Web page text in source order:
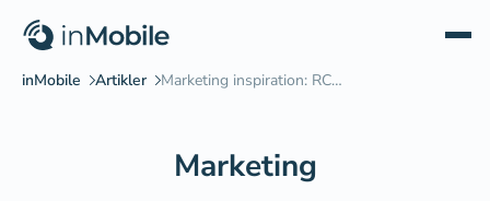
Marketing